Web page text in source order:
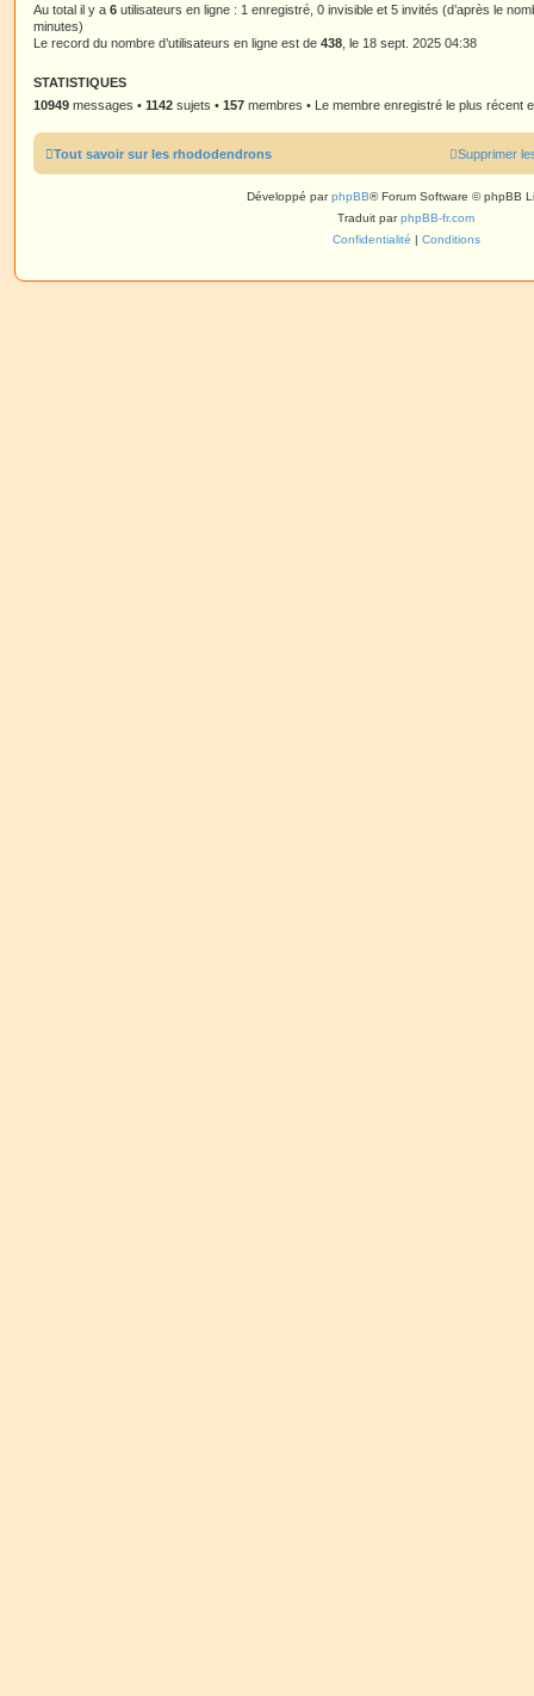
Au total il y a 6 utilisateurs en ligne : 1 enregistré, 0 invisible et 5 invités (d’après le
minutes)
Le record du nombre d’utilisateurs en ligne est de 438 , le 18 sept. 2025 04:38
STATISTIQUES
10949 messages • 1142 sujets • 157 membres • Le membre enregistré le plus récent
Tout savoir sur les rhododendrons Supprimer
Développé parphpBB® Forum Software © phpBB
Traduit parphpBB-fr.com
Confidentialité | Conditions